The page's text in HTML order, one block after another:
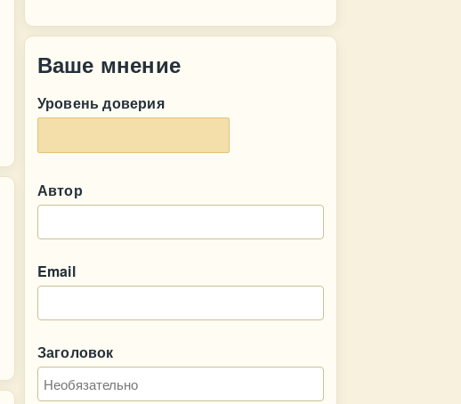
Ваше мнение
Уровень доверия
Автор
Email
Заголовок